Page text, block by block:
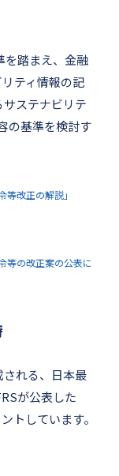
を踏まえ、金融
ティ情報の記
ステナビリテ
の基準を検討す
改正の解説」
等の改正案の公表に
される、日本最
が公表した
トしています。